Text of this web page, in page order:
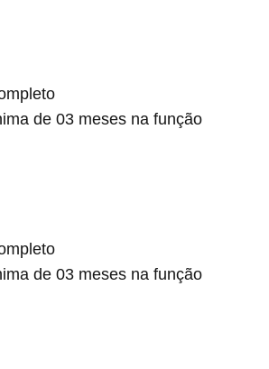
de 03 meses na função
de 03 meses na função